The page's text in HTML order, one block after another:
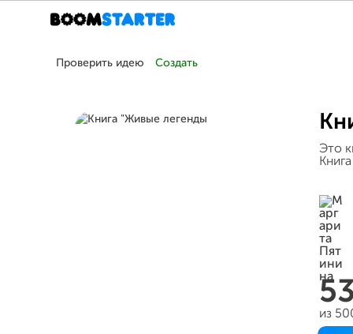
Проверить идею Создать
Это
из